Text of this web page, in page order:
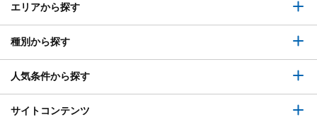
エリアから探す
種別から探す
人気条件から探す
サイトコンテンツ